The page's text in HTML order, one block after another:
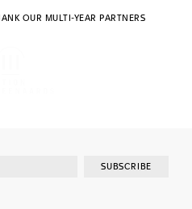
OUR MULTI-YEAR PARTNERS
SUBSCRIBE